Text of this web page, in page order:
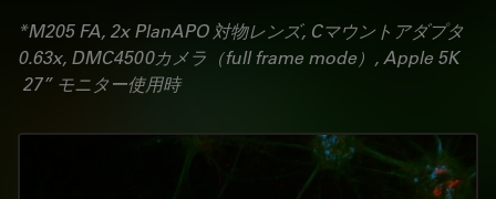
*M205 FA, 2x PlanAPO 対物レンズ, Cマウントアダプタ
0.63x, DMC4500カメラ（full frame mode）, Apple 5K
27” モニター使用時